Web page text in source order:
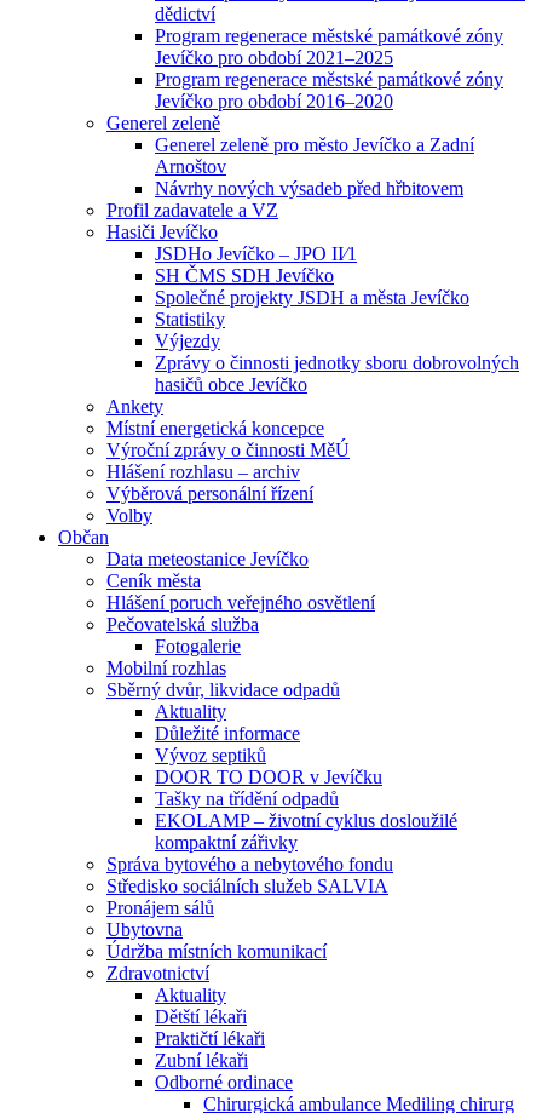
dědictví
Program regenerace městské památkové zóny
Jevíčko pro období 2021–2025
Program regenerace městské památkové zóny
Jevíčko pro období 2016–2020
Generel zeleně
Generel zeleně pro město Jevíčko a Zadní
Arnoštov
Návrhy nových výsadeb před hřbitovem
Profil zadavatele a VZ
Hasiči Jevíčko
JSDHo Jevíčko – JPO II⁄1
SH ČMS SDH Jevíčko
Společné projekty JSDH a města Jevíčko
Statistiky
Výjezdy
Zprávy o činnosti jednotky sboru dobrovolných
hasičů obce Jevíčko
Ankety
Místní energetická koncepce
Výroční zprávy o činnosti MěÚ
Hlášení rozhlasu – archiv
Výběrová personální řízení
Volby
Občan
Data meteostanice Jevíčko
Ceník města
Hlášení poruch veřejného osvětlení
Pečovatelská služba
Fotogalerie
Mobilní rozhlas
Sběrný dvůr, likvidace odpadů
Aktuality
Důležité informace
Vývoz septiků
DOOR TO DOOR v Jevíčku
Tašky na třídění odpadů
EKOLAMP – životní cyklus dosloužilé
kompaktní zářivky
Správa bytového a nebytového fondu
Středisko sociálních služeb SALVIA
Pronájem sálů
Ubytovna
Údržba místních komunikací
Zdravotnictví
Aktuality
Dětští lékaři
Praktičtí lékaři
Zubní lékaři
Odborné ordinace
Chirurgická ambulance Mediling chirurg